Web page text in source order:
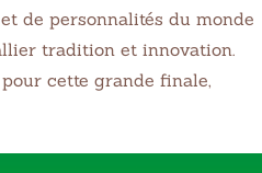
de personnalités du monde
tradition et innovation.
cette grande finale,